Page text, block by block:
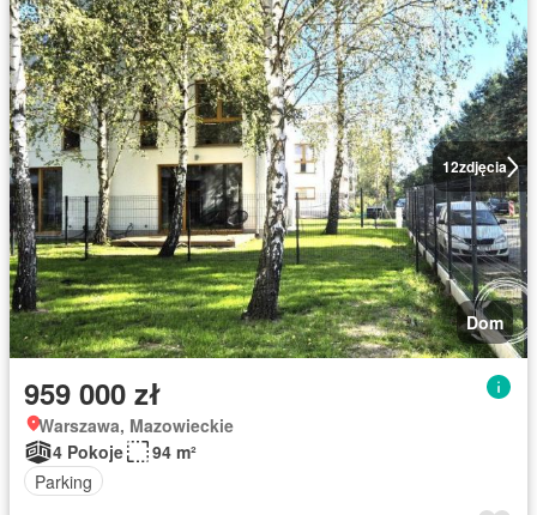
12zdjęcia
Dom
959 000 zł
Warszawa, Mazowieckie
4 Pokoje
94 m²
Parking